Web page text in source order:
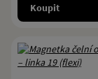
Koupit